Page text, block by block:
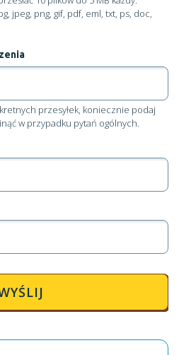
jpeg, png, gif, pdf, eml, txt, ps, doc,
przesyłek, koniecznie podaj
w przypadku pytań ogólnych.